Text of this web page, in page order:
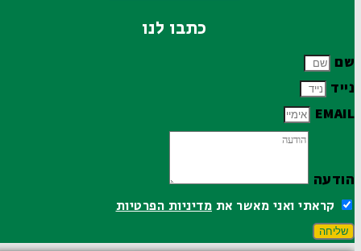
כתבו לנו
שם
נייד
EMAIL
הודעה
קראתי ואני מאשר אתמדיניות הפרטיות
שליחה